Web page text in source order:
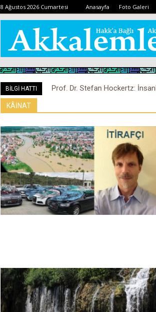
8 Ağustos 2026 Cumartesi Anasayfa Foto Galeri
BİLGİ HATTI
Prof. Dr. Stefan Hockertz:
KÂİNAT